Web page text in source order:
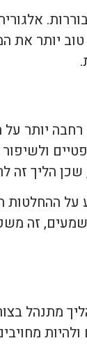
יותר את
יותר
הליך זה
על
נשמעים, זה
מתנהל